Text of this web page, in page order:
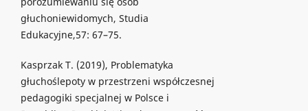
głuchoniewidomych, Studia
Edukacyjne,57: 67–75.
Kasprzak T. (2019), Problematyka
głuchoślepoty w przestrzeni współczesnej
pedagogiki specjalnej w Polsce i